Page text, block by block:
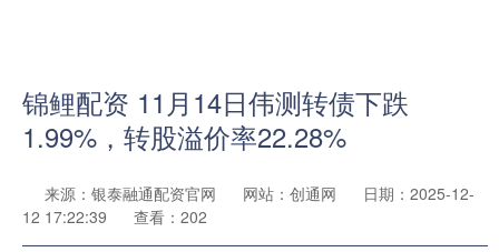
锦鲤配资 11月14日伟测转债下跌
1.99%，转股溢价率22.28%
来源：银泰融通配资官网 网站：创通网
日期：2025-12-
12 17:22:39
查看：202